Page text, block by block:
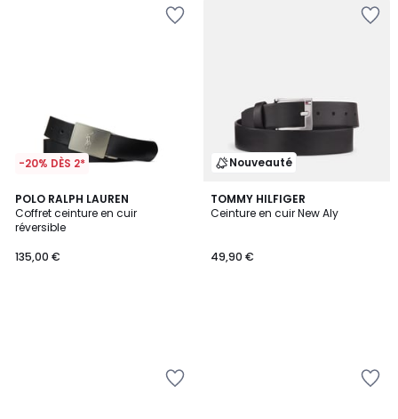
-20% DÈS 2*
POLO RALPH LAUREN
Coffret ceinture en cuir
réversible
135,00 €
Nouveauté
TOMMY HILFIGER
Ceinture en cuir New Aly
49,90 €